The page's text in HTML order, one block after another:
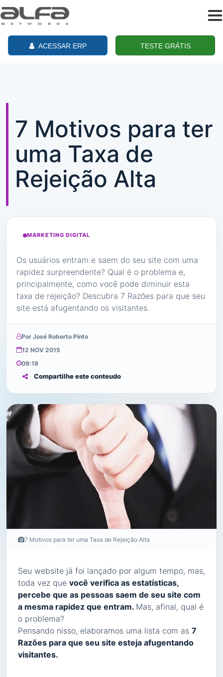
ACESSAR ERP TESTE GRÁTIS
7 Motivos para ter
uma Taxa de
Rejeição Alta
MARKETING DIGITAL
Os usuários entram e saem do seu site com uma
rapidez surpreendente? Qual é o problema e,
principalmente, como você pode diminuir esta
taxa de rejeição? Descubra 7 Razões para que seu
site está afugentando os visitantes.
Por José Roberto Pinto
12 NOV 2015
09:19
Compartilhe este conteudo
7 Motivos para ter uma Taxa de Rejeição Alta
Seu website já foi lançado por algum tempo, mas,
toda vez que você verifica as estatísticas,
percebe que as pessoas saem de seu site com
a mesma rapidez que entram. Mas, afinal, qual é
o problema?
Pensando nisso, elaboramos uma lista com as 7
Razões para que seu site esteja afugentando
visitantes.